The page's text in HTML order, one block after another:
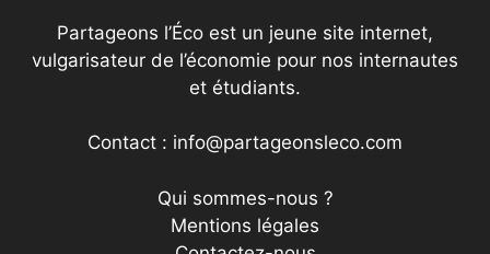
Partageons l’Éco est un jeune site internet,
vulgarisateur de l’économie pour nos internautes
et étudiants.
Contact : info@partageonsleco.com
Qui sommes-nous ?
Mentions légales